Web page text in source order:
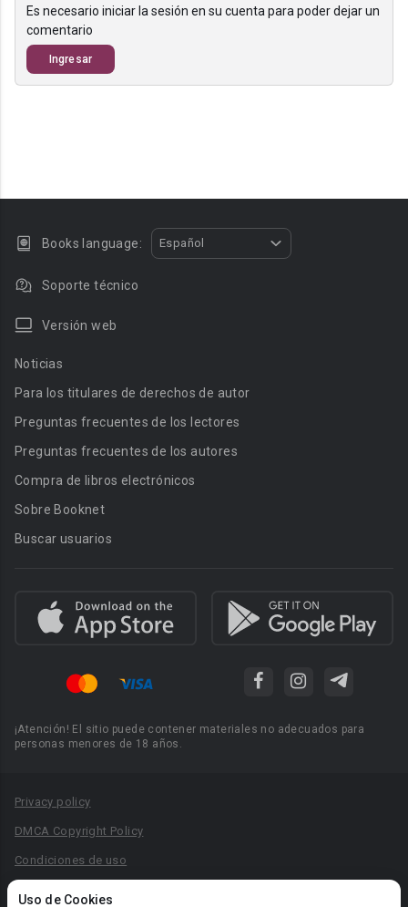
Es necesario iniciar la sesión en su cuenta para poder dejar un
comentario
Ingresar
Uso de Cookies
Books language: Español
Soporte técnico
Versión web
Noticias
Para los titulares de derechos de autor
Preguntas frecuentes de los lectores
Preguntas frecuentes de los autores
Compra de libros electrónicos
Sobre Booknet
Buscar usuarios
¡Atención! El sitio puede contener materiales no adecuados para
personas menores de 18 años.
Privacy policy
DMCA Copyright Policy
Condiciones de uso